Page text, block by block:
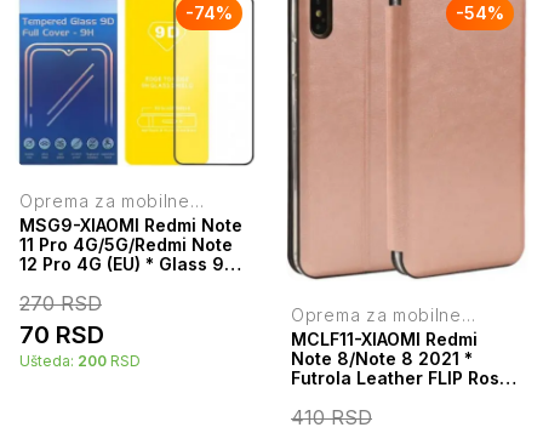
-74%
Oprema za mobilne
telefone
MSG9-XIAOMI Redmi Note
11 Pro 4G/5G/Redmi Note
12 Pro 4G (EU) * Glass 9D
270RSD
70 RSD
Ušteda: 200 RSD
-54%
Oprema za mobilne
telefone
MCLF11-XIAOMI Redmi
Note 8/Note 8 2021 *
Futrola Leather FLIP Rose
410RSD